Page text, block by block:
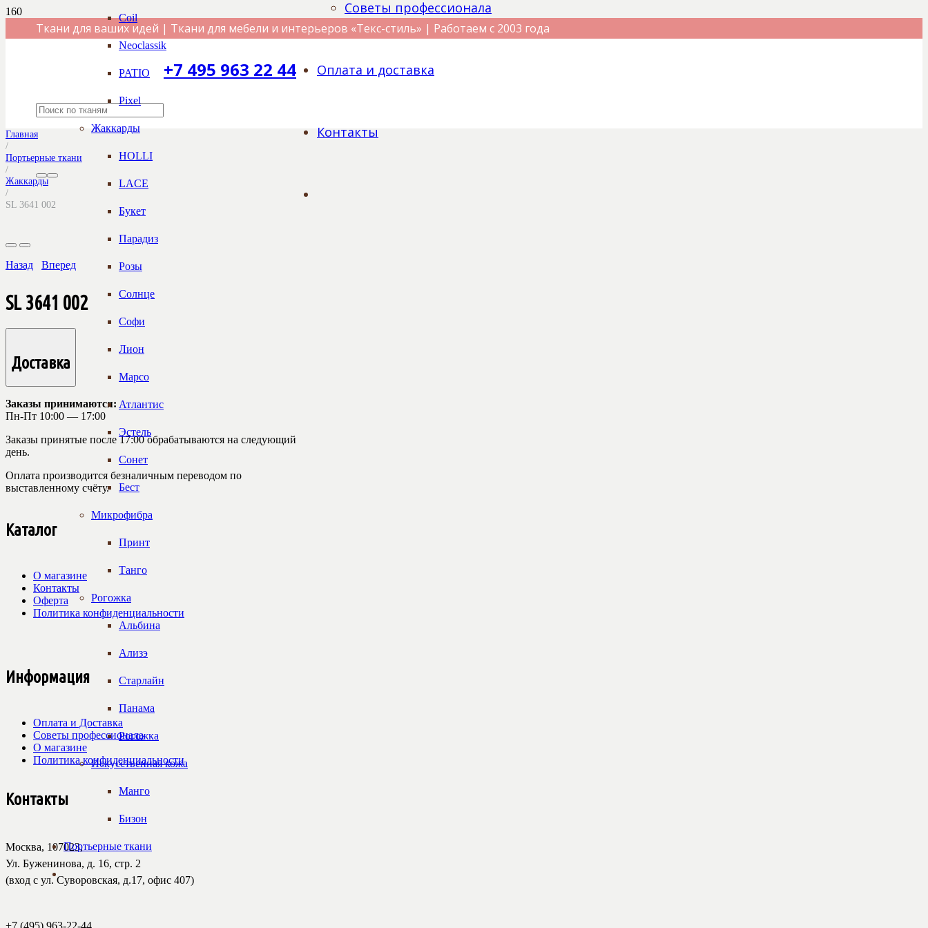
Ткани для ваших идей | Ткани для мебели и интерьеров «Текс-стиль» | Работаем с 2003 года
+7 495 963 22 44
Советы профессионала
Оплата и доставка
Контакты
Coil
Neoclassik
PATIO
Pixel
Жаккарды
HOLLI
LACE
Букет
Парадиз
Розы
Солнце
Софи
Лион
Марсо
Атлантис
Эстель
Сонет
Бест
Микрофибра
Принт
Танго
Рогожка
Альбина
Ализэ
Старлайн
Панама
Рогожка
Искусственная кожа
Манго
Бизон
Портьерные ткани
Главная
/
Портьерные ткани
/
Жаккарды
/
SL 3641 002
Назад Вперед
SL 3641 002
Доставка
Заказы принимаются:
Пн-Пт 10:00 — 17:00
Заказы принятые после 17:00 обрабатываются на следующий
день.
Оплата производится безналичным переводом по
выставленному счёту.
Каталог
О магазине
Контакты
Оферта
Политика конфиденциальности
Информация
Оплата и Доставка
Советы профессионала
О магазине
Политика конфиденциальности
Контакты
Москва, 107023,
Ул. Буженинова, д. 16, стр. 2
(вход с ул. Суворовская, д.17, офис 407)
+7 (495) 963-22-44